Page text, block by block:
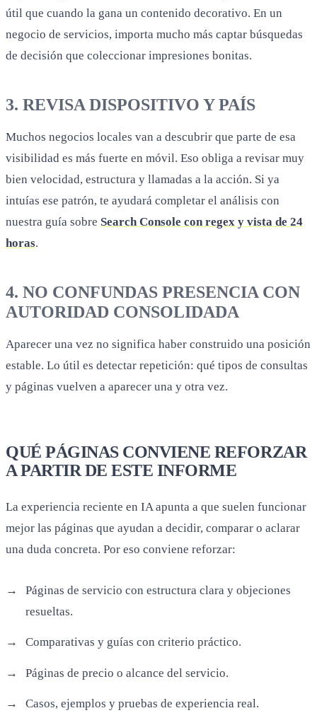
útil que cuando la gana un contenido decorativo. En un
negocio de servicios, importa mucho más captar búsquedas
de decisión que coleccionar impresiones bonitas.
3. REVISA DISPOSITIVO Y PAÍS
Muchos negocios locales van a descubrir que parte de esa
visibilidad es más fuerte en móvil. Eso obliga a revisar muy
bien velocidad, estructura y llamadas a la acción. Si ya
intuías ese patrón, te ayudará completar el análisis con
nuestra guía sobre Search Console con regex y vista de 24
horas.
4. NO CONFUNDAS PRESENCIA CON
AUTORIDAD CONSOLIDADA
Aparecer una vez no significa haber construido una posición
estable. Lo útil es detectar repetición: qué tipos de consultas
y páginas vuelven a aparecer una y otra vez.
QUÉ PÁGINAS CONVIENE REFORZAR
A PARTIR DE ESTE INFORME
La experiencia reciente en IA apunta a que suelen funcionar
mejor las páginas que ayudan a decidir, comparar o aclarar
una duda concreta. Por eso conviene reforzar:
Páginas de servicio con estructura clara y objeciones
resueltas.
Comparativas y guías con criterio práctico.
Páginas de precio o alcance del servicio.
Casos, ejemplos y pruebas de experiencia real.